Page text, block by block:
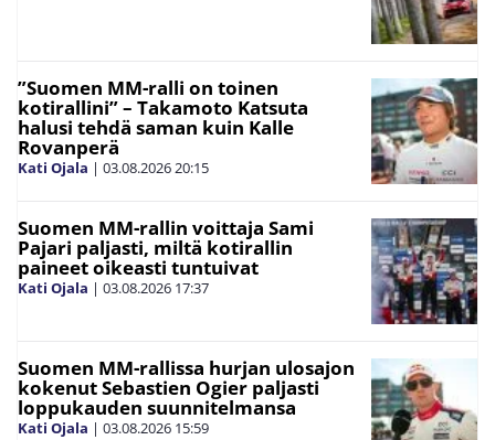
”Suomen MM-ralli on toinen
kotirallini” – Takamoto Katsuta
halusi tehdä saman kuin Kalle
Rovanperä
Kati Ojala | 03.08.202620:15
Suomen MM-rallin voittaja Sami
Pajari paljasti, miltä kotirallin
paineet oikeasti tuntuivat
Kati Ojala | 03.08.2026 17:37
Suomen MM-rallissa hurjan ulosajon
kokenut Sebastien Ogier paljasti
loppukauden suunnitelmansa
Kati Ojala | 03.08.2026 15:59